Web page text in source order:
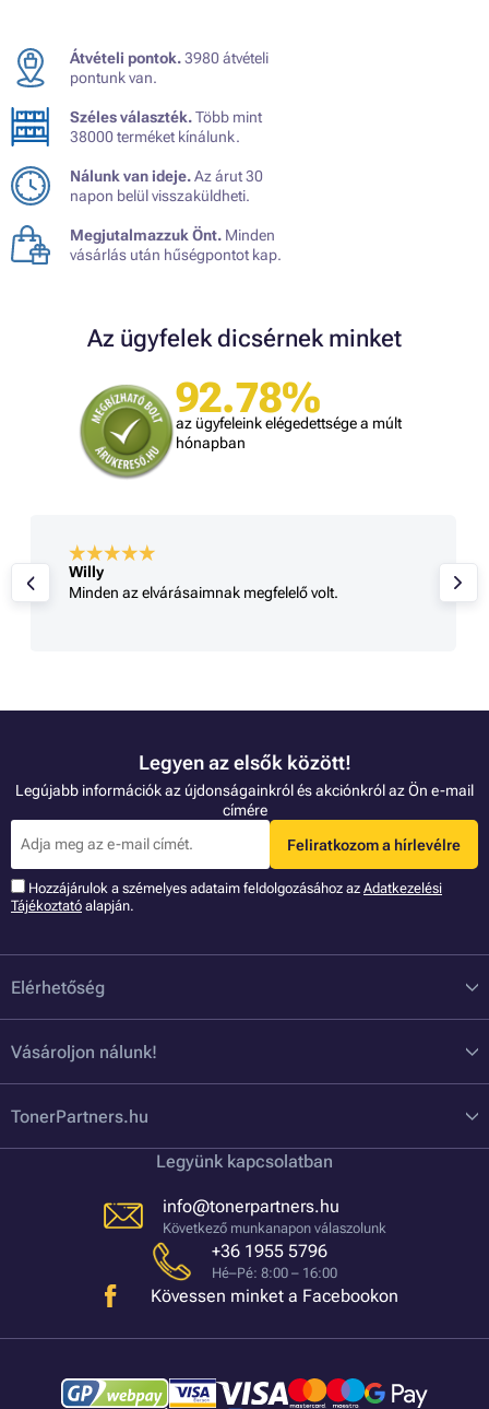
Átvételi pontok.3980 átvételi
pontunk van.
Széles választék.Több mint
38000 terméket kínálunk.
Nálunk van ideje.Az árut 30
napon belül visszaküldheti.
Megjutalmazzuk Önt. Minden
vásárlás után hűségpontot kap.
Az ügyfelek dicsérnek minket
92.78%
az ügyfeleink elégedettsége a múlt
hónapban
Willy
Minden az elvárásaimnak megfelelő volt.
Legyen az elsők között!
Legújabb információk az újdonságainkról és akciónkról az Ön e-mail
címére
Feliratkozom a hírlevélre
Hozzájárulok a szémelyes adataim feldolgozásához az Adatkezelési
Tájékoztató alapján.
Elérhetőség
Vásároljon nálunk!
TonerPartners.hu
Legyünk kapcsolatban
info@tonerpartners.hu
Következő munkanapon válaszolunk
+36 1955 5796
Hé–Pé: 8:00 – 16:00
Kövessen minket a Facebookon